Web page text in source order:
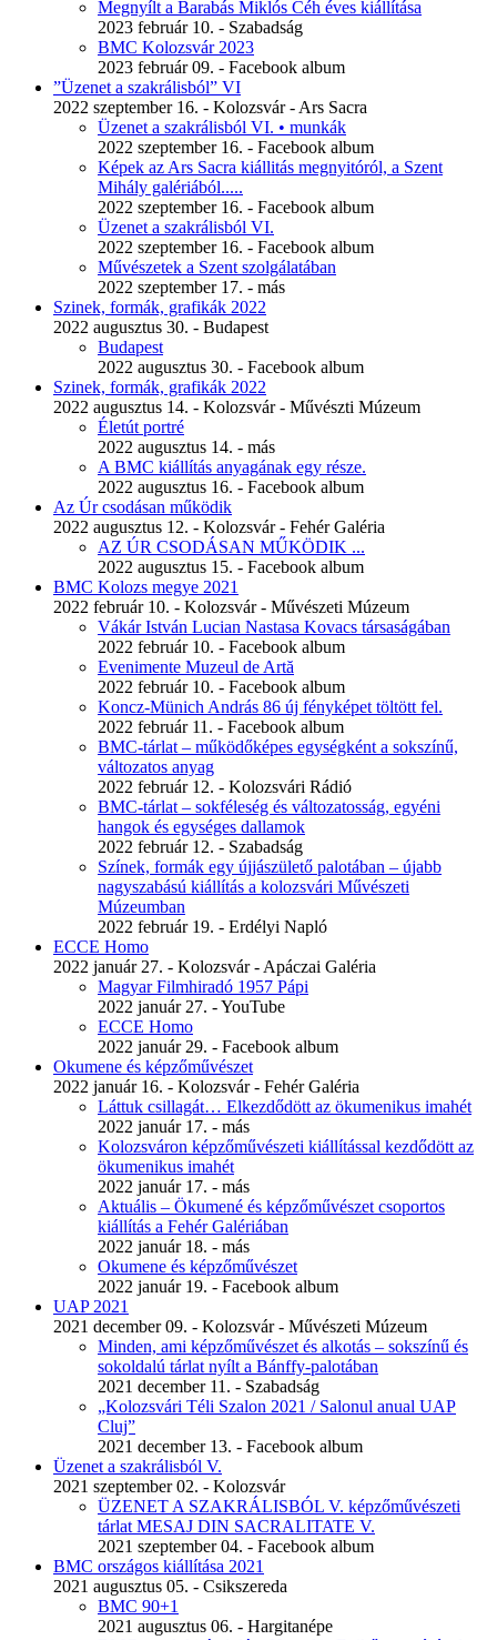
Megnyílt a Barabás Miklós Céh éves kiállítása
2023 február 10. - Szabadság
BMC Kolozsvár 2023
2023 február 09. - Facebook album
”Üzenet a szakrálisból” VI
2022 szeptember 16. - Kolozsvár - Ars Sacra
Üzenet a szakrálisból VI. • munkák
2022 szeptember 16. - Facebook album
Képek az Ars Sacra kiállitás megnyitóról, a Szent
Mihály galériából.....
2022 szeptember 16. - Facebook album
Üzenet a szakrálisból VI.
2022 szeptember 16. - Facebook album
Művészetek a Szent szolgálatában
2022 szeptember 17. - más
Szinek, formák, grafikák 2022
2022 augusztus 30. - Budapest
Budapest
2022 augusztus 30. - Facebook album
Szinek, formák, grafikák 2022
2022 augusztus 14. - Kolozsvár - Művészti Múzeum
Életút portré
2022 augusztus 14. - más
A BMC kiállítás anyagának egy része.
2022 augusztus 16. - Facebook album
Az Úr csodásan működik
2022 augusztus 12. - Kolozsvár - Fehér Galéria
AZ ÚR CSODÁSAN MŰKÖDIK ...
2022 augusztus 15. - Facebook album
BMC Kolozs megye 2021
2022 február 10. - Kolozsvár - Művészeti Múzeum
Vákár István Lucian Nastasa Kovacs társaságában
2022 február 10. - Facebook album
Evenimente Muzeul de Artă
2022 február 10. - Facebook album
Koncz-Münich András 86 új fényképet töltött fel.
2022 február 11. - Facebook album
BMC-tárlat – működőképes egységként a sokszínű,
változatos anyag
2022 február 12. - Kolozsvári Rádió
BMC-tárlat – sokféleség és változatosság, egyéni
hangok és egységes dallamok
2022 február 12. - Szabadság
Színek, formák egy újjászülető palotában – újabb
nagyszabású kiállítás a kolozsvári Művészeti
Múzeumban
2022 február 19. - Erdélyi Napló
ECCE Homo
2022 január 27. - Kolozsvár - Apáczai Galéria
Magyar Filmhiradó 1957 Pápi
2022 január 27. - YouTube
ECCE Homo
2022 január 29. - Facebook album
Okumene és képzőművészet
2022 január 16. - Kolozsvár - Fehér Galéria
Láttuk csillagát… Elkezdődött az ökumenikus imahét
2022 január 17. - más
Kolozsváron képzőművészeti kiállítással kezdődött az
ökumenikus imahét
2022 január 17. - más
Aktuális – Ökumené és képzőművészet csoportos
kiállítás a Fehér Galériában
2022 január 18. - más
Okumene és képzőművészet
2022 január 19. - Facebook album
UAP 2021
2021 december 09. - Kolozsvár - Művészeti Múzeum
Minden, ami képzőművészet és alkotás – sokszínű és
sokoldalú tárlat nyílt a Bánffy-palotában
2021 december 11. - Szabadság
„Kolozsvári Téli Szalon 2021 / Salonul anual UAP
Cluj”
2021 december 13. - Facebook album
Üzenet a szakrálisból V.
2021 szeptember 02. - Kolozsvár
ÜZENET A SZAKRÁLISBÓL V. képzőművészeti
tárlat MESAJ DIN SACRALITATE V.
2021 szeptember 04. - Facebook album
BMC országos kiállítása 2021
2021 augusztus 05. - Csikszereda
BMC 90+1
2021 augusztus 06. - Hargitanépe